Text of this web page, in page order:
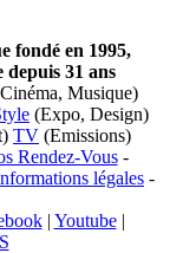
fondé en 1995,
31 ans
Musique)
(Expo, Design)
TV (Emissions)
Rendez-Vous-
légales -
| Youtube|